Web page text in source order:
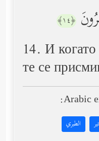
﴿١٤﴾
14. И
те се
Arabic
الطبري